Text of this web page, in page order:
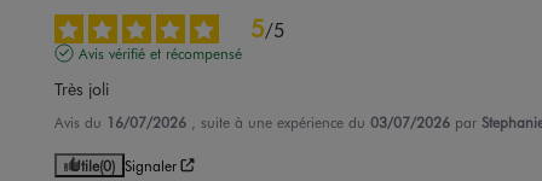
5/5
Avis vérifié et récompensé
Très joli
Avis du 16/07/2026 , suite à une expérience du 03/07/2026 par
Utile(0) Signaler